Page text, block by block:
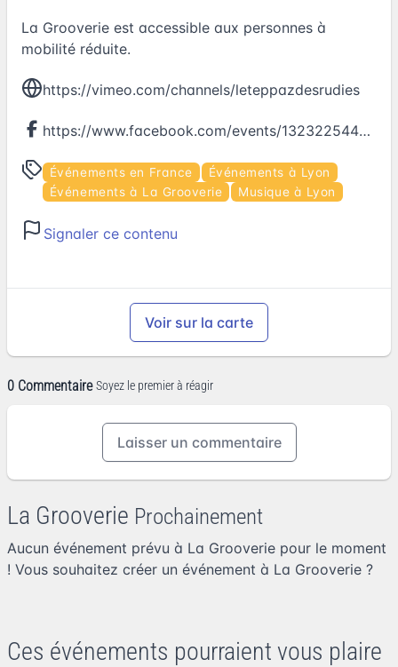
La Grooverie est accessible aux personnes à
mobilité réduite.
https://vimeo.com/channels/leteppazdesrudies
https://www.facebook.com/events/1323225447711281
Événements en France
Événements à Lyon
Événements à La Grooverie
Musique à Lyon
Signaler ce contenu
Voir sur la carte
0 Commentaire Soyez le premier à réagir
Laisser un commentaire
La Grooverie Prochainement
Aucun événement prévu à La Grooverie pour le moment
! Vous souhaitez créer un événement à La Grooverie ?
Ces événements pourraient vous plaire